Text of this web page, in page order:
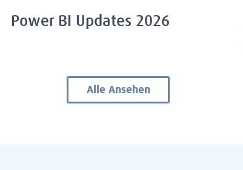
Power BI Updates 2026
Alle Ansehen